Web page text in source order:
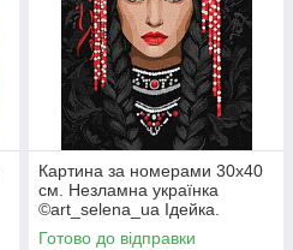
Картина за номерами 30х40
см. Незламна українка
©art_selena_ua Ідейка.
KHO8604
Готово до відправки